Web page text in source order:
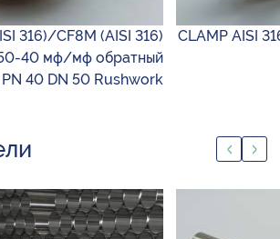
316)/CF8M (AISI 316)
40 мф/мф обратный
PN 40 DN 50 Rushwork
CLAMP AISI